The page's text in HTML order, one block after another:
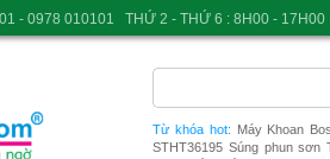
Từ khóa hot: Máy Khoan
STHT36195 Súng phun sơn
- 0978 010101 THỨ 2 - THỨ 6 : 8H00 -